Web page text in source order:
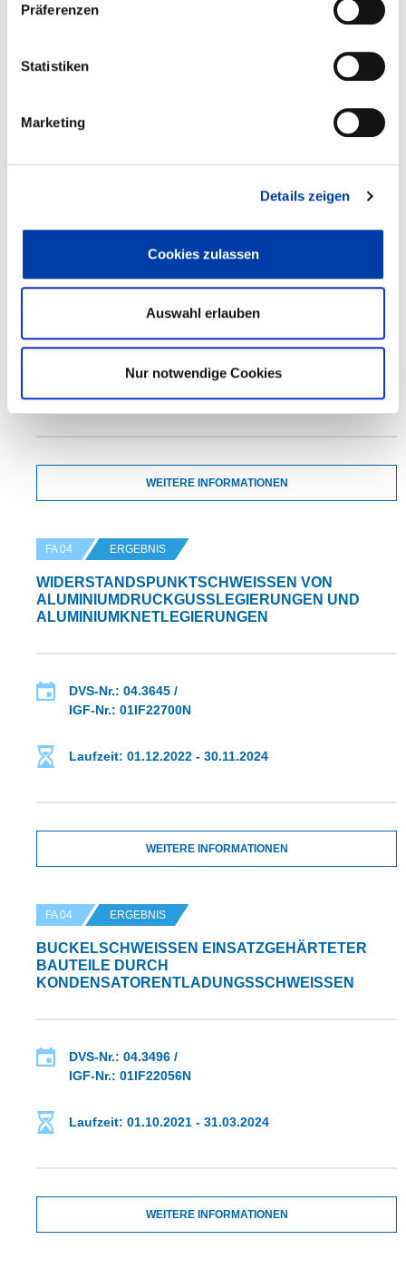
Präferenzen
Statistiken
Marketing
Details zeigen
Cookies zulassen
Auswahl erlauben
Nur notwendige Cookies
VON SCHWEISSBEDINGTEN RISSEN BEIM W
IDERSTANDSPUNKTSCHWEISSEN
IGF-Nr.: 01IF22654N
WEITERE INFORMATIONEN
FA 04 ERGEBNIS
WIDERSTANDSPUNKTSCHWEISSEN VON A
LUMINIUMDRUCKGUSSLEGIERUNGEN UND A
LUMINIUMKNETLEGIERUNGEN
DVS-Nr.: 04.3645 /
IGF-Nr.: 01IF22700N
Laufzeit: 01.12.2022 - 30.11.2024
WEITERE INFORMATIONEN
FA 04 ERGEBNIS
BUCKELSCHWEISSEN EINSATZGEHÄRTETER B
AUTEILE DURCH K
ONDENSATORENTLADUNGSSCHWEISSEN
DVS-Nr.: 04.3496 /
IGF-Nr.: 01IF22056N
Laufzeit: 01.10.2021 - 31.03.2024
WEITERE INFORMATIONEN